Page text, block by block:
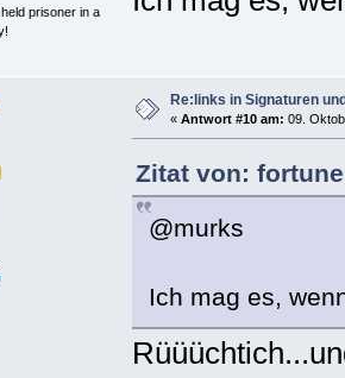
prisoner in a
Re:links in Signaturen
« Antwort #10 am: 09.
Zitat von:
@murks
Ich mag es,